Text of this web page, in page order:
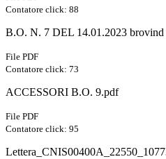
Contatore click: 88
B.O. N. 7 DEL 14.01.2023
File PDF
Contatore click: 73
ACCESSORI B.O. 9.pdf
File PDF
Contatore click: 95